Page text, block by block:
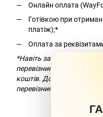
Онлайн оплата
Готівкою при
платіж);*
Оплата за
*Навіть за умови
перевізник додасть
коштів. Докладніше можна
перевізника.